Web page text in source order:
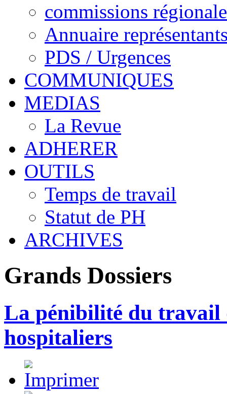
commissions
Annuaire
PDS / Urgences
COMMUNIQUES
MEDIAS
La Revue
ADHERER
OUTILS
Temps de travail
Statut de PH
ARCHIVES
Grands Dossiers
La pénibilité du travail
hospitaliers